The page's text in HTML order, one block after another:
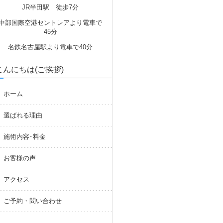
JR半田駅 徒歩7分
部国際空港セントレアより電車で
45分
名鉄名古屋駅より電車で40分
んにちは(ご挨拶)
ホーム
選ばれる理由
施術内容･料金
お客様の声
アクセス
ご予約・問い合わせ